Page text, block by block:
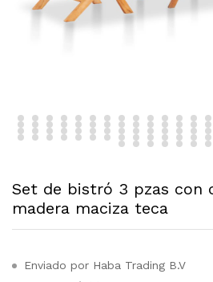
Set de bistró 3 pzas con
madera maciza teca
Enviado por Haba Trading B.V